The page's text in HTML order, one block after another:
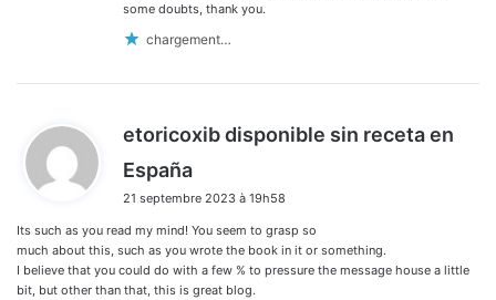
some doubts, thank you.
chargement…
etoricoxib disponible sin receta en
España
t
:
21 septembre 2023 à 19h58
Its such as you read my mind! You seem to grasp so
much about this, such as you wrote the book in it or something.
I believe that you could do with a few % to pressure the message house a little
bit, but other than that, this is great blog.